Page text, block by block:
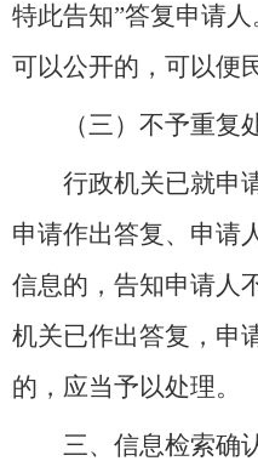
特此告知”答复申请
可以公开的，可以便
（三）不予重复
行政机关已就申
申请作出答复、申请
信息的，告知申请人
机关已作出答复，申
的，应当予以处理。
三、信息检索确